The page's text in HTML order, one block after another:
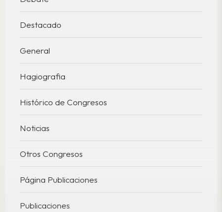
Destacado
General
Hagiografia
Histórico de Congresos
Noticias
Otros Congresos
Página Publicaciones
Publicaciones